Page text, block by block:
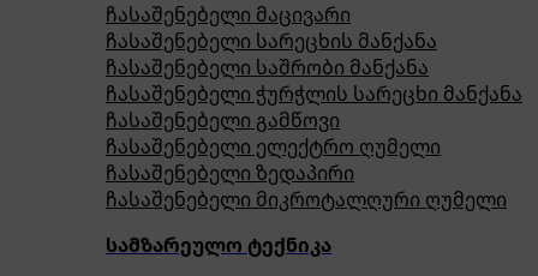
ჩასაშენებელი მაცივარი
ჩასაშენებელი სარეცხის მანქანა
ჩასაშენებელი საშრობი მანქანა
ჩასაშენებელი ჭურჭლის სარეცხი მანქანა
ჩასაშენებელი გამწოვი
ჩასაშენებელი ელექტრო ღუმელი
ჩასაშენებელი ზედაპირი
ჩასაშენებელი მიკროტალღური ღუმელი
სამზარეულო ტექნიკა